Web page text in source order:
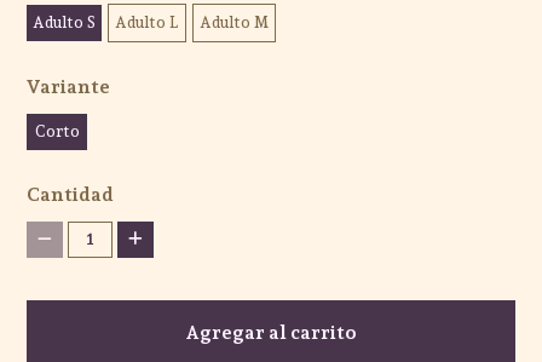
Adulto S Adulto L Adulto M
Variante
Corto
Cantidad
1
Agregar al carrito